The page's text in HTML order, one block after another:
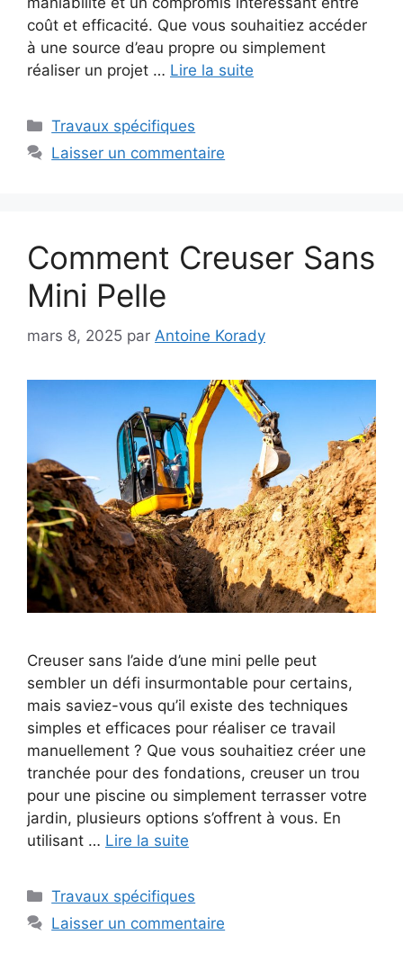
coût et efficacité. Que vous souhaitiez accéder
à une source d’eau propre ou simplement
réaliser un projet … Lire la suite
Catégories
Travaux spécifiques
Laisser un commentaire
Comment Creuser Sans
Mini Pelle
mars 8, 2025 par Antoine Korady
Creuser sans l’aide d’une mini pelle peut
sembler un défi insurmontable pour certains,
mais saviez-vous qu’il existe des techniques
simples et efficaces pour réaliser ce travail
manuellement ? Que vous souhaitiez créer une
tranchée pour des fondations, creuser un trou
pour une piscine ou simplement terrasser votre
jardin, plusieurs options s’offrent à vous. En
utilisant … Lire la suite
Catégories
Travaux spécifiques
Laisser un commentaire